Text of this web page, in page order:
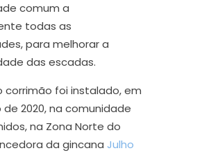
comum a
todas as
para melhorar a
das escadas.
corrimão foi instalado, em
2020, na comunidade
na Zona Norte do
da gincana Julho